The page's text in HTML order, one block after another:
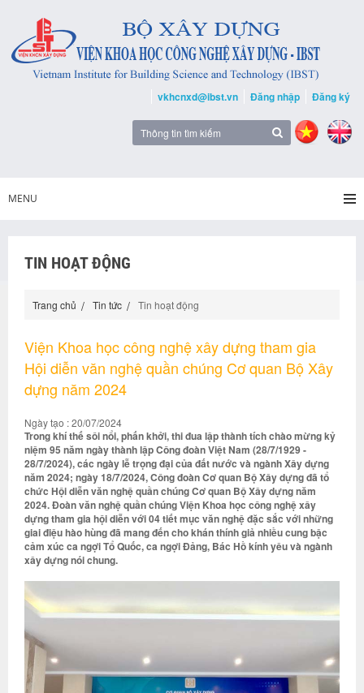
vkhcnxd@ibst.vn Đăng nhập Đăng ký
MENU
TIN HOẠT ĐỘNG
Trang chủ Tin tức Tin hoạt động
Viện Khoa học công nghệ xây dựng tham gia
Hội diễn văn nghệ quần chúng Cơ quan Bộ Xây
dựng năm 2024
Ngày tạo : 20/07/2024
Trong khí thế sôi nổi, phấn khởi, thi đua lập thành tích chào mừng kỷ
niệm 95 năm ngày thành lập Công đoàn Việt Nam (28/7/1929 -
28/7/2024), các ngày lễ trọng đại của đất nước và ngành Xây dựng
năm 2024; ngày 18/7/2024, Công đoàn Cơ quan Bộ Xây dựng đã tổ
chức Hội diễn văn nghệ quần chúng Cơ quan Bộ Xây dựng năm
2024. Đoàn văn nghệ quần chúng Viện Khoa học công nghệ xây
dựng tham gia hội diễn với 04 tiết mục văn nghệ đặc sắc với những
giai điệu hào hùng đã mang đến cho khán thính giả nhiều cung bậc
cảm xúc ca ngợi Tổ Quốc, ca ngợi Đảng, Bác Hồ kính yêu và ngành
xây dựng nói chung.